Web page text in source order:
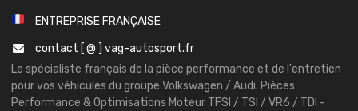
ENTREPRISE FRANÇAISE
contact [ @ ] vag-autosport.fr
Le spécialiste français de la pièce performance et de l'entretien
pour vos véhicules du groupe Volkswagen / Audi. Pièces
Performance & Optimisations Moteur TFSI / TSI / VR6 / TDI -